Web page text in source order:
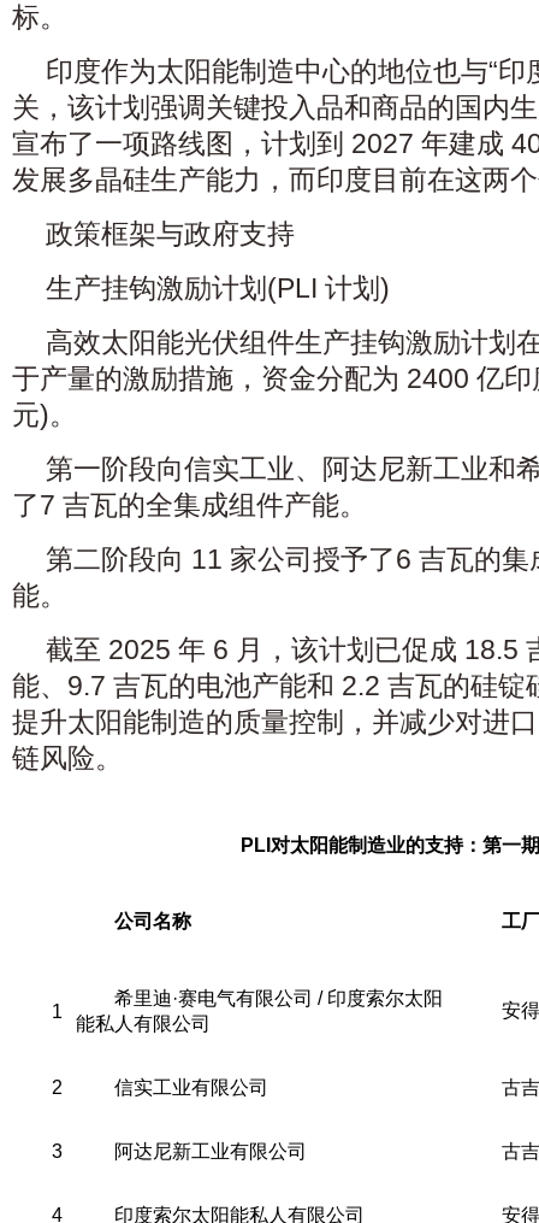
标。
印度作为太阳能制造中心的地位也与“印
关，该计划强调关键投入品和商品的国内
宣布了一项路线图，计划到 2027 年建成
发展多晶硅生产能力，而印度目前在这两
政策框架与政府支持
生产挂钩激励计划(PLI 计划)
高效太阳能光伏组件生产挂钩激励计划
于产量的激励措施，资金分配为 2400 亿
元)。
第一阶段向信实工业、阿达尼新工业和
了7 吉瓦的全集成组件产能。
第二阶段向 11 家公司授予了6 吉瓦的
能。
截至 2025 年 6 月，该计划已促成 18.5
能、9.7 吉瓦的电池产能和 2.2 吉瓦的硅锭
提升太阳能制造的质量控制，并减少对进
链风险。
PLI 对太阳能制造业的支持：第一
公司名称 工
1
希里迪·赛电气有限公司 / 印度索尔太阳
能私人有限公司
安
2 信实工业有限公司 古
3 阿达尼新工业有限公司 古
4 印度索尔太阳能私人有限公司 安